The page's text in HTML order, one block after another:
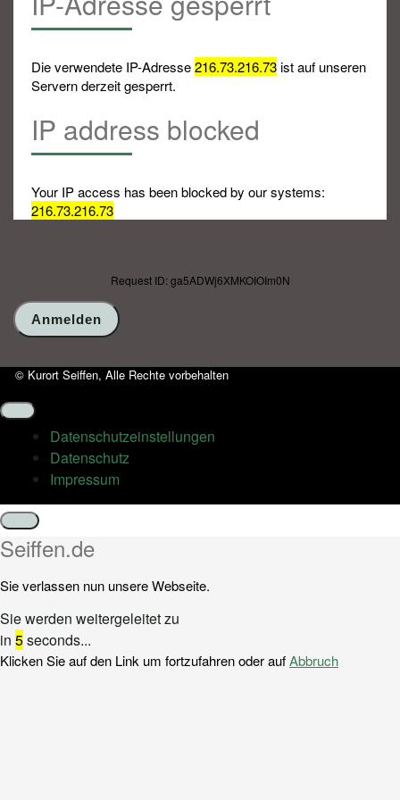
Die verwendete IP-Adresse216.73.216.73ist auf unseren
Servern derzeit gesperrt.
IP address blocked
Your IP access has been blocked by our systems:
216.73.216.73
Request ID: ga5ADWj6XMKOIOIm0N
© Kurort Seiffen, Alle Rechte vorbehalten
Datenschutz­einstellungen
Datenschutz
Impressum
Schließen
Seiffen.de
Sie verlassen nun unsere Webseite.
Sie werden weitergeleitet zu
in 5seconds...
Klicken Sie auf den Link um fortzufahren oder aufAbbruch